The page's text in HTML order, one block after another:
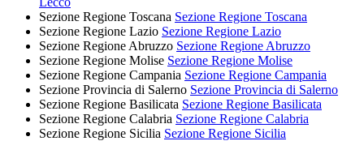
Sezione Regione Toscana Sezione Regione Toscana
Sezione Regione Lazio Sezione Regione Lazio
Sezione Regione Abruzzo Sezione Regione Abruzzo
Sezione Regione Molise Sezione Regione Molise
Sezione Regione Campania Sezione Regione Campania
Sezione Provincia di Salerno Sezione Provincia di Salerno
Sezione Regione Basilicata Sezione Regione Basilicata
Sezione Regione Calabria Sezione Regione Calabria
Sezione Regione Sicilia Sezione Regione Sicilia